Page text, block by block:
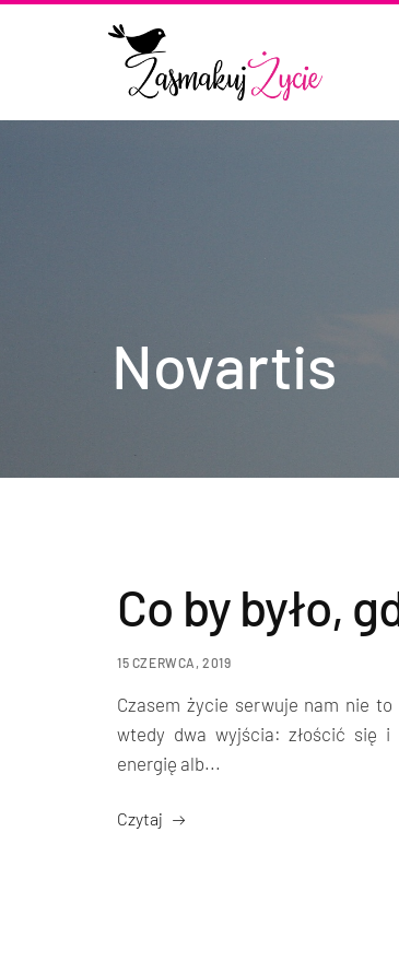
Novartis
Co by było,
15 CZERWCA, 2019
Czasem życie serwuje nam nie
wtedy dwa wyjścia: złościć się i
energię alb...
Czytaj